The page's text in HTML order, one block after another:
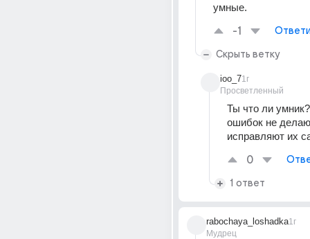
умные.
-1
Скрыть ветку
ioo_7
Просветленный
1г
Ты что ли
ошибок не
исправляют их
0
1 ответ
rabochaya_loshadka
Мудрец
1г